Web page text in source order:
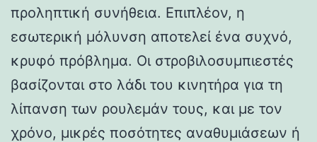
προληπτική συνήθεια. Επιπλέον, η
εσωτερική μόλυνση αποτελεί ένα συχνό,
κρυφό πρόβλημα. Οι στροβιλοσυμπιεστές
βασίζονται στο λάδι του κινητήρα για τη
λίπανση των ρουλεμάν τους, και με τον
χρόνο, μικρές ποσότητες αναθυμιάσεων ή